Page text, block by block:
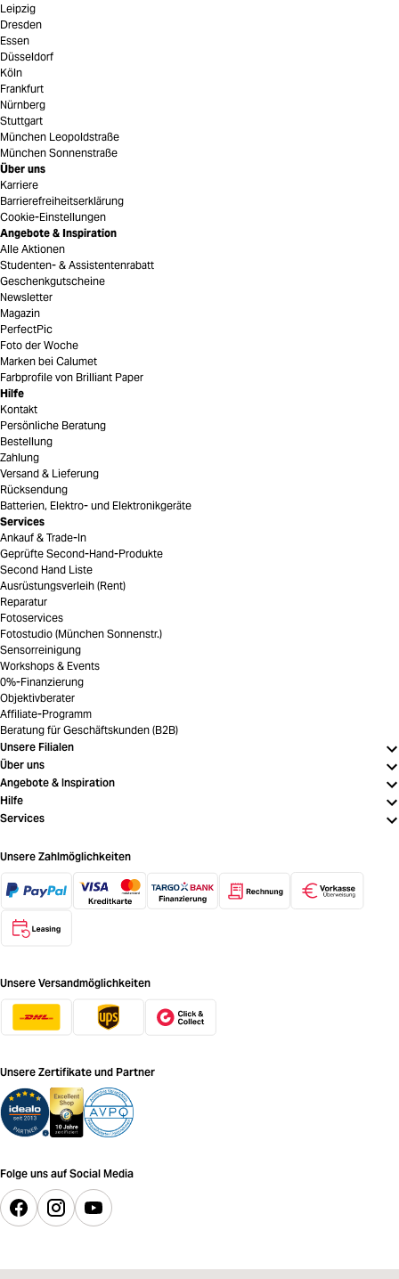
Leipzig
Dresden
Essen
Düsseldorf
Köln
Frankfurt
Nürnberg
Stuttgart
München Leopoldstraße
München Sonnenstraße
Über uns
Karriere
Barrierefreiheitserklärung
Cookie-Einstellungen
Angebote & Inspiration
Alle Aktionen
Studenten- & Assistentenrabatt
Geschenkgutscheine
Newsletter
Magazin
PerfectPic
Foto der Woche
Marken bei Calumet
Farbprofile von Brilliant Paper
Hilfe
Kontakt
Persönliche Beratung
Bestellung
Zahlung
Versand & Lieferung
Rücksendung
Batterien, Elektro- und Elektronikgeräte
Services
Ankauf & Trade-In
Geprüfte Second-Hand-Produkte
Second Hand Liste
Ausrüstungsverleih (Rent)
Reparatur
Fotoservices
Fotostudio (München Sonnenstr.)
Sensorreinigung
Workshops & Events
0%-Finanzierung
Objektivberater
Affiliate-Programm
Beratung für Geschäftskunden (B2B)
Unsere Filialen
Über uns
Angebote & Inspiration
Hilfe
Services
Unsere Zahlmöglichkeiten
Unsere Versandmöglichkeiten
Unsere Zertifikate und Partner
Folge uns auf Social Media